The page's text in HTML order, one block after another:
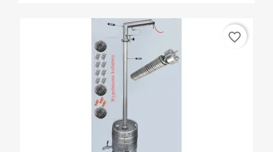
favorite_border